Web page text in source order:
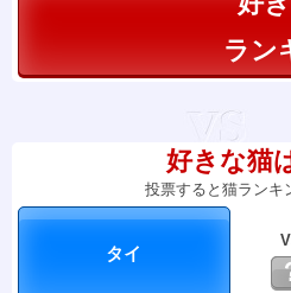
ラン
好きな猫
投票すると猫ランキ